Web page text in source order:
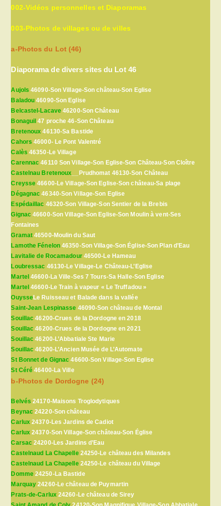
002-Vidéos personnelles et Diaporamas
003-Photos de villages ou de villes
a-Photos du Lot (46)
Diaporama de divers sites du Lot 46
Aujols 46090-Son Village-Son château-Son Eglise
Baladou 46090-Son Eglise
Belcastel-Lacave 46200-Son Château
Bonaguil 47 proche 46-Son Château
Bretenoux 46130-Sa Bastide
Cahors 46000- Le Pont Valentré
Calès 46350-Le Village
Carennac 46110 Son Village-Son Eglise-Son Château-Son Cloître
Castelnau Bretenoux __Prudhomat 46130-Son Château
Creysse 46600-Le Village-Son Eglise-Son château-Sa plage
Dégagnac 46340-Son Village-Son Eglise
Espédaillac 46320-Son Village-Son Sentier de la Brebis
Gignac 46600-Son Village-Son Eglise-Son Moulin à vent-Ses
Fontaines
Gramat 46500-Moulin du Saut
Lamothe Fénelon46350-Son Village-Son Église-Son Plan d’Eau
Lavitalie de Rocamadour46500-Le Hameau
Loubressac 46130-Le Village-Le Château-L’Eglise
Martel 46600-La Ville-Ses 7 Tours-Sa Halle-Son Eglise
Martel 46600-Le Train à vapeur « Le Truffadou »
OuysseLe Ruisseau et Balade dans la vallée
Saint-Jean Lespinasse 46090-Son château de Montal
Souillac 46200-Crues de la Dordogne en 2018
Souillac 46200-Crues de la Dordogne en 2021
Souillac 46200-L’Abbatiale Ste Marie
Souillac 46200-L’Ancien Musée de L’Automate
St Bonnet de Gignac 46600-Son Village-Son Eglise
St Céré 46400-La Ville
b-Photos de Dordogne (24)
Belvés 24170-Maisons Troglodytiques
Beynac 24220-Son château
Carlux 24370-Les Jardins de Cadiot
Carlux 24370-Son Village-Son château-Son Église
Carsac 24200-Les Jardins d’Eau
Castelnaud La Chapelle24250-Le château des Milandes
Castelnaud La Chapelle24250-Le château du Village
Domme24250-La Bastide
Marquay 24260-Le château de Puymartin
Prats-de-Carlux24260-Le château de Sirey